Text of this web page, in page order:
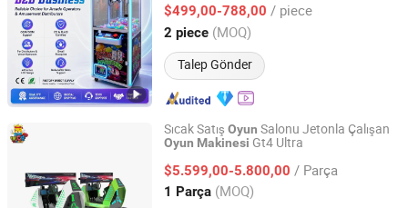
$499,00-788,00 / piece
2 piece (MOQ)
Talep Gönder
Guangdong, China Fiyat 2026
Sıcak Satış Oyun Salonu Jetonla Çalışan
Oyun Makinesi Gt4 Ultra
$5.599,00-5.800,00 / Parça
1 Parça (MOQ)
Guangzhou Dinibao Animation Technology Co., Ltd.
Guangdong, China Fiyat 2025